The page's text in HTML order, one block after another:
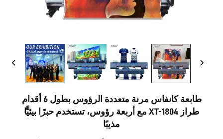
طابعة كانفاس مرنة متعددة الرؤوس بطول 6 أقدام
طراز XT-1804 مع أربعة رؤوس، تستخدم حبرًا بيئيًّا
مذيبًا